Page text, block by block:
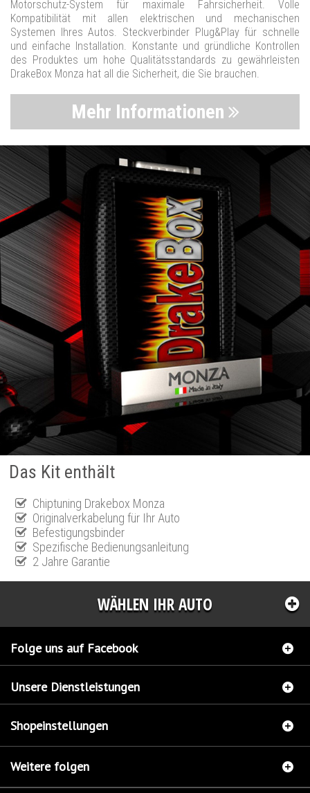
Motorschutz-System für maximale Fahrsicherheit. Volle
Kompatibilität mit allen elektrischen und mechanischen
Systemen Ihres Autos. Steckverbinder Plug&Play für schnelle
und einfache Installation. Konstante und gründliche Kontrollen
des Produktes um hohe Qualitätsstandards zu gewährleisten
DrakeBox Monza hat all die Sicherheit, die Sie brauchen.
Mehr Informationen
Das Kit enthält
Chiptuning Drakebox Monza
Originalverkabelung für Ihr Auto
Befestigungsbinder
Spezifische Bedienungsanleitung
2 Jahre Garantie
WÄHLEN IHR AUTO
Folge uns auf Facebook
Unsere Dienstleistungen
Shopeinstellungen
Weitere folgen